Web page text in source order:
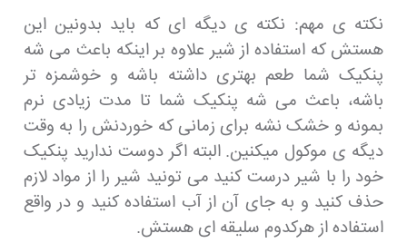
نکته ی مهم: نکته ی دیگه ای که باید بدونین این
هستش که استفاده از شیر علاوه بر اینکه باعث می شه
پنکیک شما طعم بهتری داشته باشه و خوشمزه تر
باشه، باعث می شه پنکیک شما تا مدت زیادی نرم
بمونه و خشک نشه برای زمانی که خوردنش را به وقت
دیگه ی موکول میکنین. البته اگر دوست ندارید پنکیک
خود را با شیر درست کنید می تونید شیر را از مواد لازم
حذف کنید و به جای آن از آب استفاده کنید و در واقع
استفاده از هرکدوم سلیقه ای هستش.